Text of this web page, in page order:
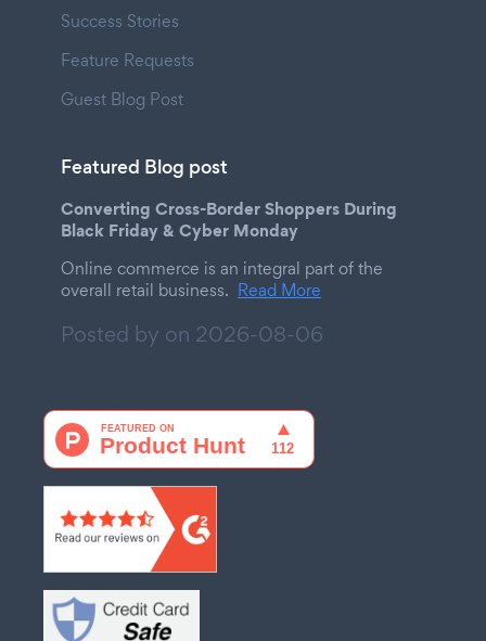
Success Stories
Feature Requests
Guest Blog Post
Featured Blog post
Converting Cross-Border Shoppers During
Black Friday & Cyber Monday
Online commerce is an integral part of the
overall retail business. Read More
Posted by on 2026-08-06